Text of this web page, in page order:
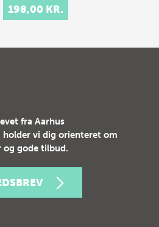
198,00 KR.
fra Aarhus
holder vi dig orienteret om
og gode tilbud.